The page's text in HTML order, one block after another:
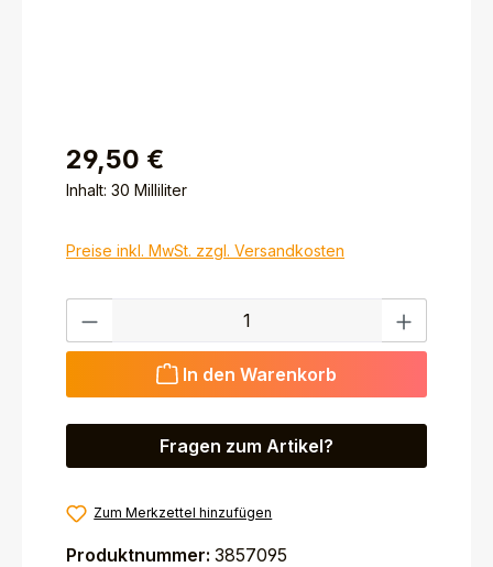
29,50 €
Inhalt: 30 Milliliter
Preise inkl. MwSt. zzgl. Versandkosten
Produkt Anzahl: Gib den gewünschten Wert ein
In den Warenkorb
Fragen zum Artikel?
Zum Merkzettel hinzufügen
Produktnummer: 3857095